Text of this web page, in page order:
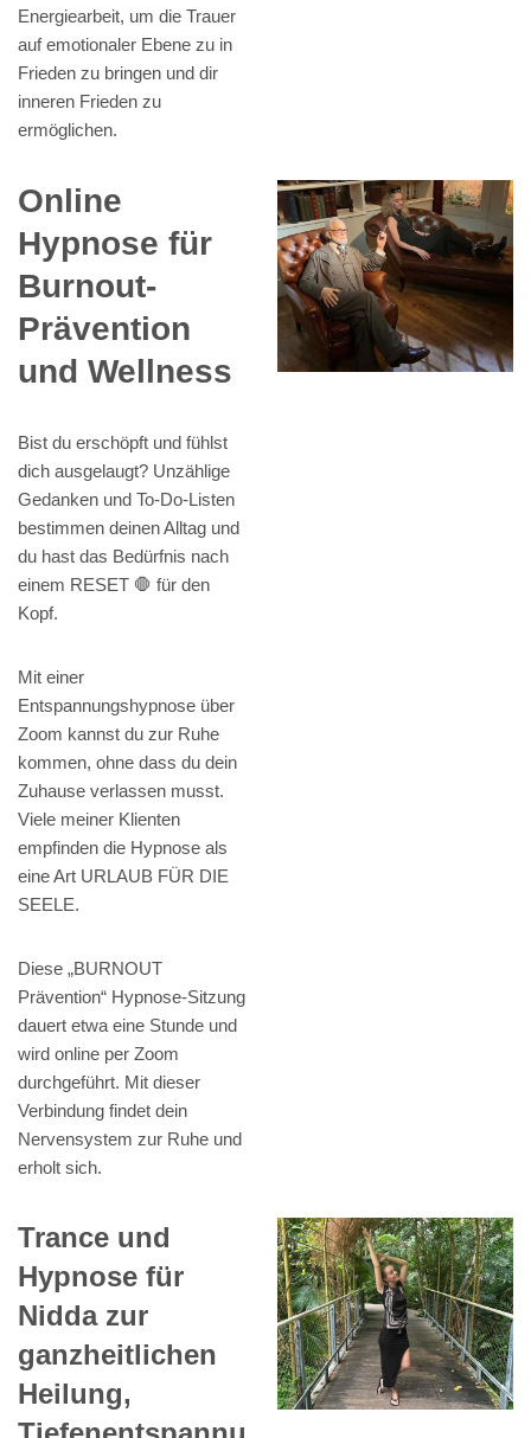
Energiearbeit, um die Trauer
auf emotionaler Ebene zu in
Frieden zu bringen und dir
inneren Frieden zu
ermöglichen.
Online
Hypnose für
Burnout-
Prävention
und Wellness
Bist du erschöpft und fühlst
dich ausgelaugt? Unzählige
Gedanken und To-Do-Listen
bestimmen deinen Alltag und
du hast das Bedürfnis nach
einem RESET 🛑 für den
Kopf.
Mit einer
Entspannungshypnose über
Zoom kannst du zur Ruhe
kommen, ohne dass du dein
Zuhause verlassen musst.
Viele meiner Klienten
empfinden die Hypnose als
eine Art URLAUB FÜR DIE
SEELE.
Diese „BURNOUT
Prävention“ Hypnose-Sitzung
dauert etwa eine Stunde und
wird online per Zoom
durchgeführt. Mit dieser
Verbindung findet dein
Nervensystem zur Ruhe und
erholt sich.
Trance und
Hypnose für
Nidda zur
ganzheitlichen
Heilung,